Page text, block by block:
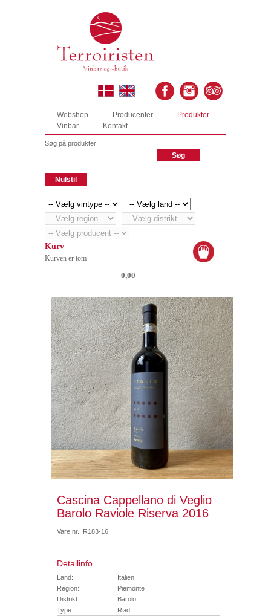
Webshop Producenter
Produkter
Vinbar
Kontakt
Søg på produkter
Kurv
Kurven er tom
0,00
Cascina Cappellano di Veglio
Barolo Raviole Riserva 2016
Vare nr.: R183-16
Detailinfo
Land:
Italien
Region:
Piemonte
Distrikt:
Barolo
Type:
Rød